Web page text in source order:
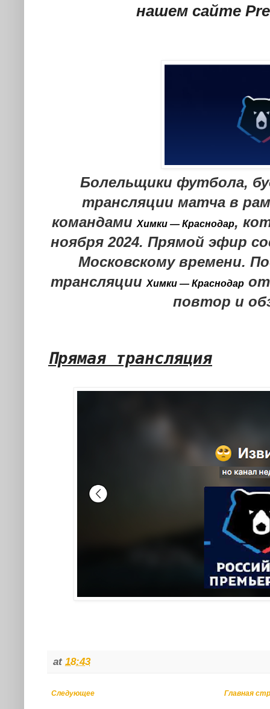
нашем сайте
Болельщики футбола,
трансляции матча в
командамиХимки — Краснодар,
ноября 2024. Прямой эфир
Московскому времени.
трансляцииХимки — Краснодар от
повтор и
Прямая трансляция
at 18:43
Следующее Главная